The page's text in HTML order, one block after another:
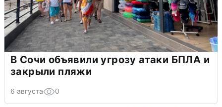
В Сочи объявили угрозу атаки БПЛА и
закрыли пляжи
6 августа 0